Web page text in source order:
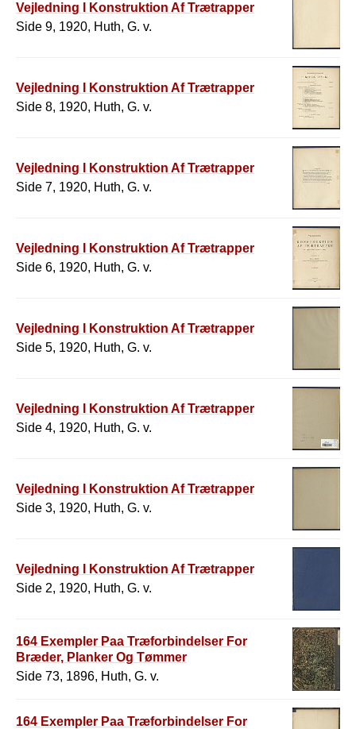
Vejledning I Konstruktion Af Trætrapper
Side 9, 1920, Huth, G. v.
Vejledning I Konstruktion Af Trætrapper
Side 8, 1920, Huth, G. v.
Vejledning I Konstruktion Af Trætrapper
Side 7, 1920, Huth, G. v.
Vejledning I Konstruktion Af Trætrapper
Side 6, 1920, Huth, G. v.
Vejledning I Konstruktion Af Trætrapper
Side 5, 1920, Huth, G. v.
Vejledning I Konstruktion Af Trætrapper
Side 4, 1920, Huth, G. v.
Vejledning I Konstruktion Af Trætrapper
Side 3, 1920, Huth, G. v.
Vejledning I Konstruktion Af Trætrapper
Side 2, 1920, Huth, G. v.
164 Exempler Paa Træforbindelser For
Bræder, Planker Og Tømmer
Side 73, 1896, Huth, G. v.
164 Exempler Paa Træforbindelser For